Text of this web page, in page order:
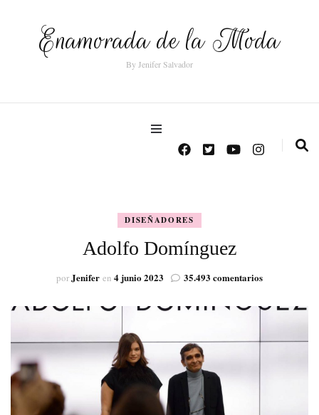
Enamorada de la Moda
By Jenifer Salvador
DISEÑADORES
Adolfo Domínguez
porJenifer en 4 junio 2023 35.493 comentariosen
Domínguez